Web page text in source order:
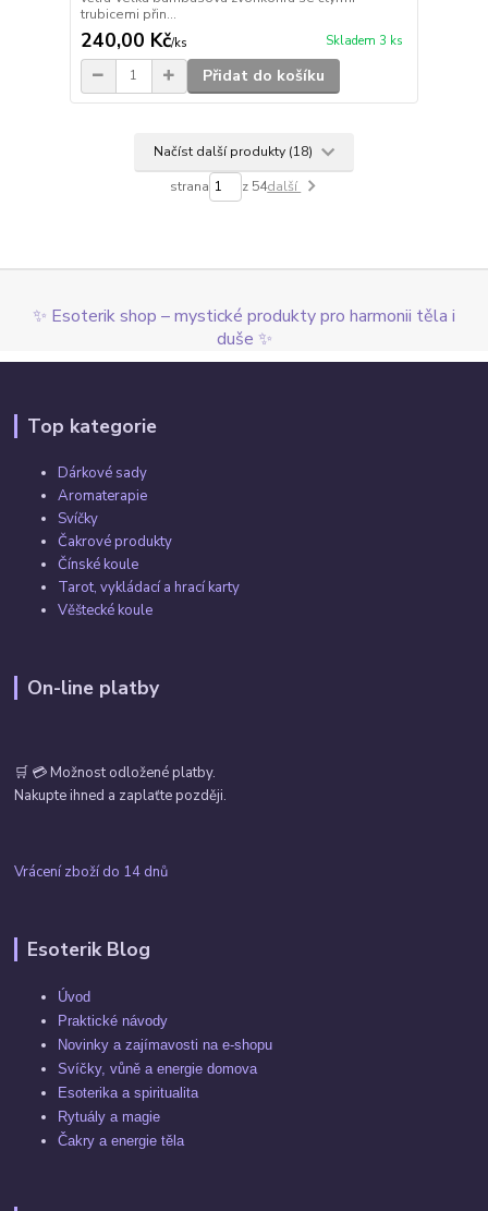
trubicemi přin...
240,00 Kč/ks Skladem 3 ks
Přidat do košíku
Načíst další produkty (18)
strana z 54další
✨ Esoterik shop – mystické produkty pro harmonii těla i
duše ✨
Top kategorie
Dárkové sady
Aromaterapie
Svíčky
Čakrové produkty
Čínské koule
Tarot, vykládací a hrací karty
Věštecké koule
On-line platby
🛒 💳 Možnost odložené platby.
Nakupte ihned a zaplaťte později.
Vrácení zboží do 14 dnů
Esoterik Blog
Úvod
Praktické návody
Novinky a zajímavosti na e-shopu
Svíčky, vůně a energie domova
Esoterika a spiritualita
Rytuály a magie
Čakry a energie těla